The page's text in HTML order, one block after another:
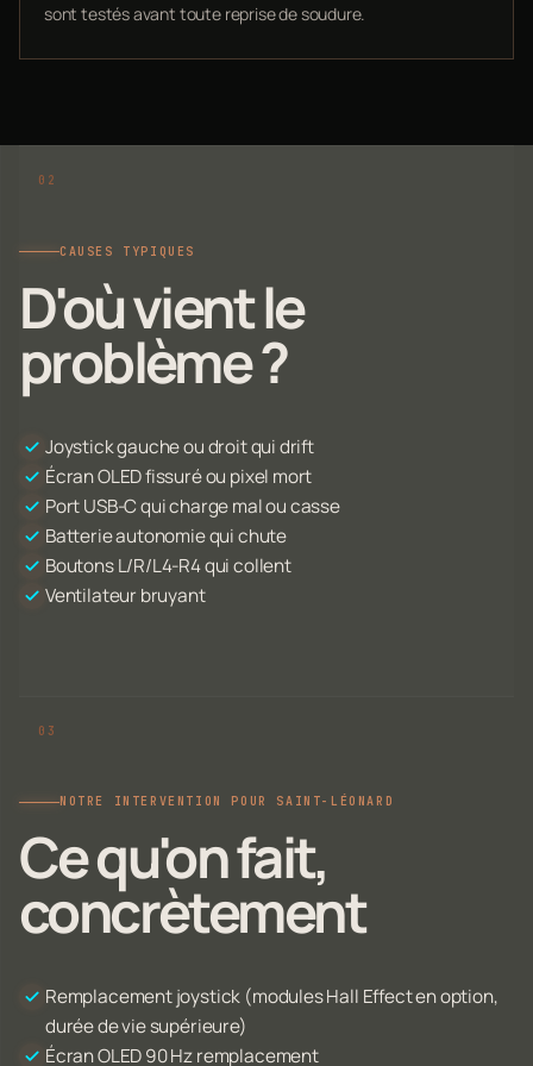
sont testés avant toute reprise de soudure.
CAUSES TYPIQUES
D'où vient le
problème ?
Joystick gauche ou droit qui drift
Écran OLED fissuré ou pixel mort
Port USB-C qui charge mal ou casse
Batterie autonomie qui chute
Boutons L/R/L4-R4 qui collent
Ventilateur bruyant
NOTRE INTERVENTION POUR SAINT-LÉONARD
Ce qu'on fait,
concrètement
Remplacement joystick (modules Hall Effect en option,
durée de vie supérieure)
Écran OLED 90 Hz remplacement